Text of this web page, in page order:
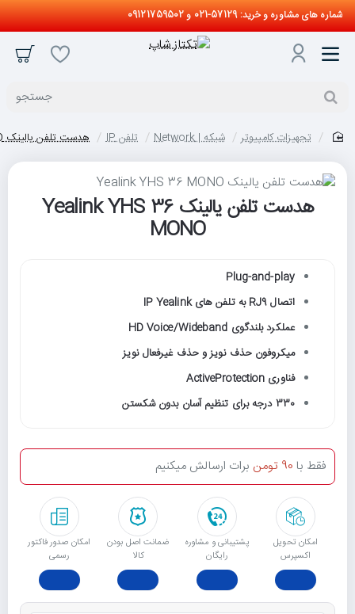
شماره های مشاوره و خرید: 57129-021 و 09121759502
جستجو
تجهیزات کامپیوتر شبکه | Network تلفن IP هدست تلفن یالینک Yealink YHS 36 MONO
هدست تلفن یالینک Yealink YHS 36
MONO
Plug-and-play
اتصال RJ9 به تلفن های IP Yealink
عملکرد بلندگوی HD Voice/Wideband
میکروفون حذف نویز و حذف غیرفعال نویز
فناوری ActiveProtection
330 درجه برای تنظیم آسان بدون شکستن
امکان تحویل
اکسپرس
پشتیبانی و مشاوره
رایگان
ﺿﻤﺎﻧﺖ اﺻﻞ ﺑﻮدن
ﮐﺎﻟﺎ
امکان صدور فاکتور
رسمی
فقط با 90 تومن برات ارسالش میکنیم